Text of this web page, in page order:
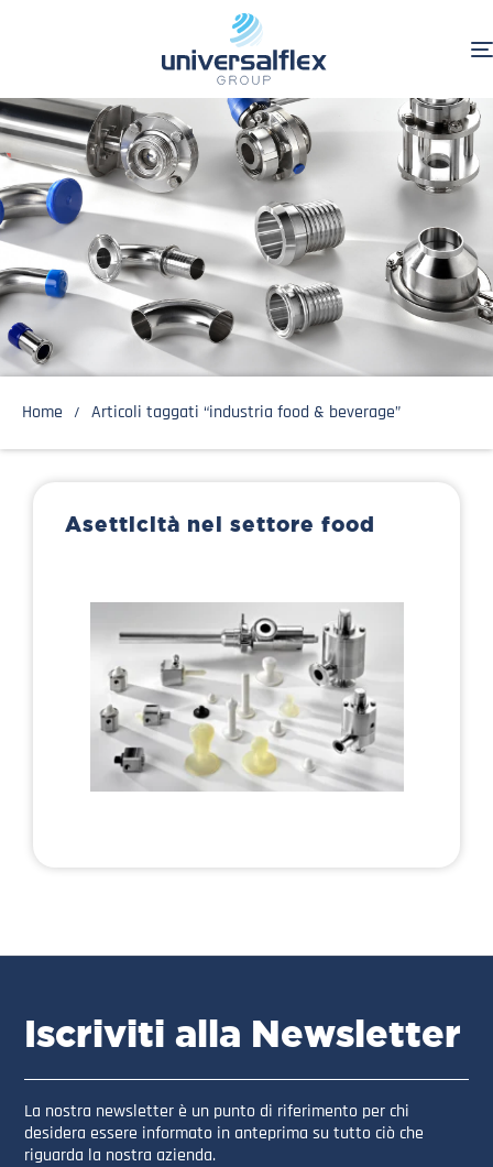
Home Articoli taggati “industria food & beverage”
Asetticità nel settore food
Iscriviti alla Newsletter
La nostra newsletter è un punto di riferimento per chi
desidera essere informato in anteprima su tutto ciò che
riguarda la nostra azienda.